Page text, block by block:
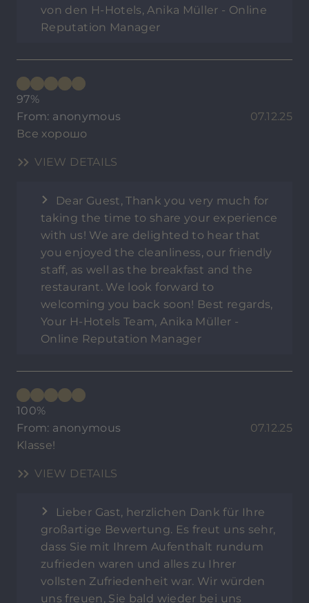
von den H-Hotels, Anika Müller - Online
Reputation Manager
97%
From: anonymous
07.12.25
Все хорошо
VIEW DETAILS
Dear Guest, Thank you very much for
taking the time to share your experience
with us! We are delighted to hear that
you enjoyed the cleanliness, our friendly
staff, as well as the breakfast and the
restaurant. We look forward to
welcoming you back soon! Best regards,
Your H-Hotels Team, Anika Müller -
Online Reputation Manager
100%
From: anonymous
07.12.25
Klasse!
VIEW DETAILS
Lieber Gast, herzlichen Dank für Ihre
großartige Bewertung. Es freut uns sehr,
dass Sie mit Ihrem Aufenthalt rundum
zufrieden waren und alles zu Ihrer
vollsten Zufriedenheit war. Wir würden
uns freuen, Sie bald wieder bei uns